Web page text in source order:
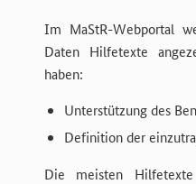
Im MaStR-Webportal
Daten Hilfetexte
haben:
Unterstützung des
Definition der
Die meisten